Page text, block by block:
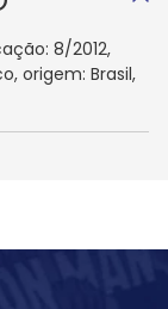
8/2012,
origem: Brasil,